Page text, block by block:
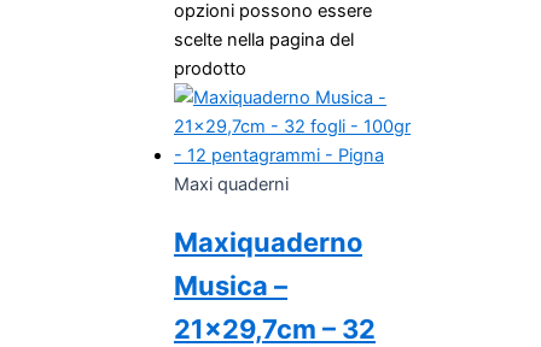
opzioni possono essere
scelte nella pagina del
prodotto
Maxi quaderni
Maxiquaderno
Musica –
21×29,7cm – 32